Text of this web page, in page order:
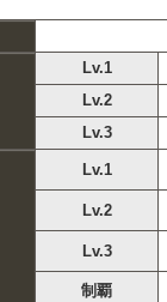
Lv.1
Lv.2
Lv.3
Lv.1
Lv.2
Lv.3
制覇